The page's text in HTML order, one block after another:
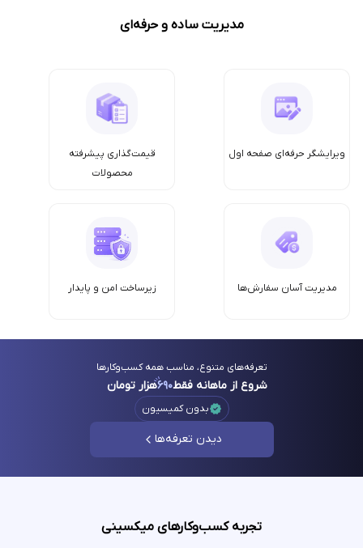
مدیریت ساده و حرفه‌ای
ویرایشگر حرفه‌ای صفحه اول
قیمت‌گذاری پیشرفته
محصولات
مدیریت آسان سفارش‌ها زیرساخت امن‌ و پایدار
تعرفه‌های متنوع، مناسب همه کسب‌وکارها
شروع از ماهانه فقط۶۹۰هزار تومان
بدون کمیسیون
دیدن تعرفه‌ها
تجربه کسب‌وکارهای میکسینی